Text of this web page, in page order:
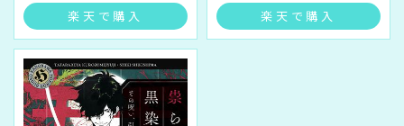
楽天で購入 楽天で購入